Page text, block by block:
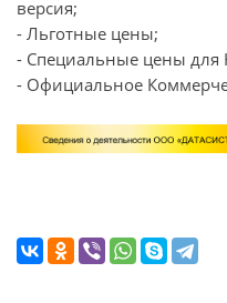
версия;
- Льготные цены;
- Специальные цены
- Официальное